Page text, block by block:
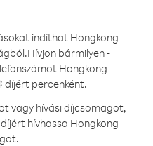
indíthat Hongkong
Hívjon bármilyen -
Hongkong
díjért percenként.
vagy hívási díjcsomagot,
hívhassa Hongkong